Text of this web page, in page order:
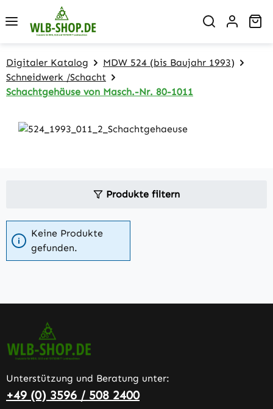
Zum Hauptinhalt springen
Digitaler Katalog
MDW 524 (bis Baujahr 1993)
Schneidwerk /Schacht
Schachtgehäuse von Masch.-Nr. 80-1011
Produkte filtern
Keine Produkte
gefunden.
Unterstützung und Beratung unter:
+49 (0) 3596 / 508 2400